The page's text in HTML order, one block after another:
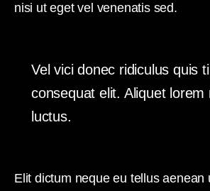
nisi ut eget vel venenatis sed.
Vel vici donec ridiculus quis
consequat elit. Aliquet lorem
luctus.
Elit dictum neque eu tellus aenean